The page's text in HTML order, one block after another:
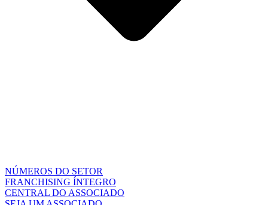
NÚMEROS DO SETOR
FRANCHISING ÍNTEGRO
CENTRAL DO ASSOCIADO